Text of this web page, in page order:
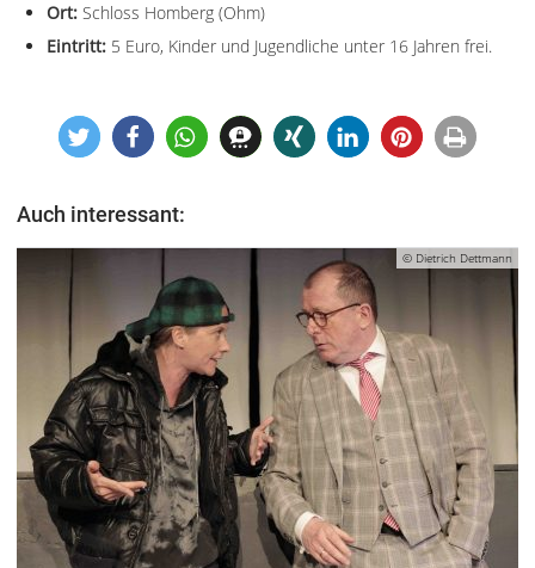
Ort: Schloss Homberg (Ohm)
Eintritt: 5 Euro, Kinder und Jugendliche unter 16 Jahren frei.
Auch interessant:
© Dietrich Dettmann